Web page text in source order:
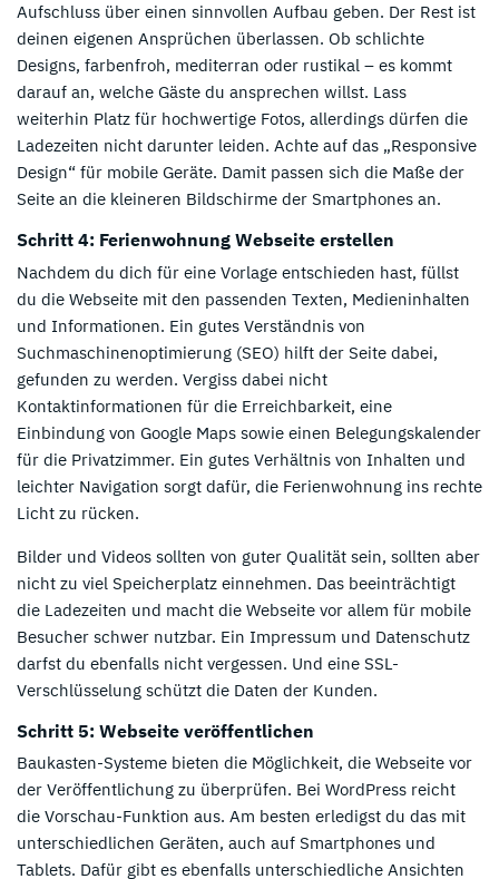
Aufschluss über einen sinnvollen Aufbau geben. Der Rest ist
deinen eigenen Ansprüchen überlassen. Ob schlichte
Designs, farbenfroh, mediterran oder rustikal – es kommt
darauf an, welche Gäste du ansprechen willst. Lass
weiterhin Platz für hochwertige Fotos, allerdings dürfen die
Ladezeiten nicht darunter leiden. Achte auf das „Responsive
Design“ für mobile Geräte. Damit passen sich die Maße der
Seite an die kleineren Bildschirme der Smartphones an.
Schritt 4: Ferienwohnung Webseite erstellen
Nachdem du dich für eine Vorlage entschieden hast, füllst
du die Webseite mit den passenden Texten, Medieninhalten
und Informationen. Ein gutes Verständnis von
Suchmaschinenoptimierung (SEO) hilft der Seite dabei,
gefunden zu werden. Vergiss dabei nicht
Kontaktinformationen für die Erreichbarkeit, eine
Einbindung von Google Maps sowie einen Belegungskalender
für die Privatzimmer. Ein gutes Verhältnis von Inhalten und
leichter Navigation sorgt dafür, die Ferienwohnung ins rechte
Licht zu rücken.
Bilder und Videos sollten von guter Qualität sein, sollten aber
nicht zu viel Speicherplatz einnehmen. Das beeinträchtigt
die Ladezeiten und macht die Webseite vor allem für mobile
Besucher schwer nutzbar. Ein Impressum und Datenschutz
darfst du ebenfalls nicht vergessen. Und eine SSL-
Verschlüsselung schützt die Daten der Kunden.
Schritt 5: Webseite veröffentlichen
Baukasten-Systeme bieten die Möglichkeit, die Webseite vor
der Veröffentlichung zu überprüfen. Bei WordPress reicht
die Vorschau-Funktion aus. Am besten erledigst du das mit
unterschiedlichen Geräten, auch auf Smartphones und
Tablets. Dafür gibt es ebenfalls unterschiedliche Ansichten